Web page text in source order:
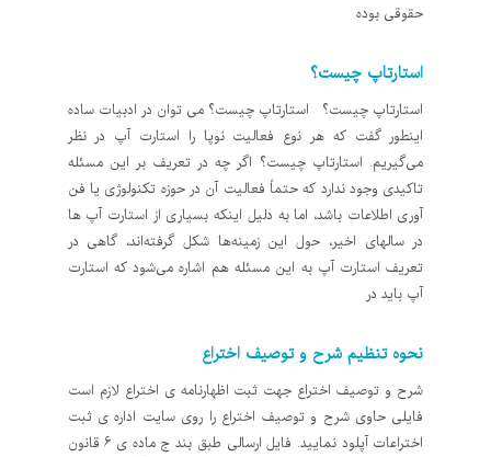
حقوقی بوده
استارتاپ چیست؟
استارتاپ چیست؟ استارتاپ چیست؟ می توان در ادبیات ساده
اینطور گفت که هر نوع فعالیت نوپا را استارت آپ در نظر
می‌گیریم. استارتاپ چیست؟ اگر چه در تعریف بر این مسئله
تاکیدی وجود ندارد که حتماً فعالیت آن در حوزه تکنولوژی یا فن
آوری اطلاعات باشد، اما به دلیل اینکه بسیاری از استارت آپ ها
در سالهای اخیر، حول این زمینه‌ها شکل گرفته‌اند، گاهی در
تعریف استارت آپ به این مسئله هم اشاره می‌شود که استارت
آپ باید در
نحوه تنظیم شرح و توصیف اختراع
شرح و توصیف اختراع جهت ثبت اظهارنامه ی اختراع لازم است
فایلی حاوی شرح و توصیف اختراع را روی سایت اداره ی ثبت
اختراعات آپلود نمایید. فایل ارسالی طبق بند ج ماده ی 6 قانون